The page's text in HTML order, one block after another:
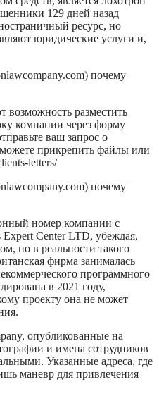
129 дней назад
ресурс, но
юридические услуги и,
возможность разместить
компании через форму
ваш запрос о
прикрепить файлы или
letters/
номер компании с
Expert Center LTD, убеждая,
но в реальности такого
фирма занималась
программного
в 2021 году,
проекту она не может
опубликованные на
и имена сотрудников
Указанные адреса, где
маневр для привлечения